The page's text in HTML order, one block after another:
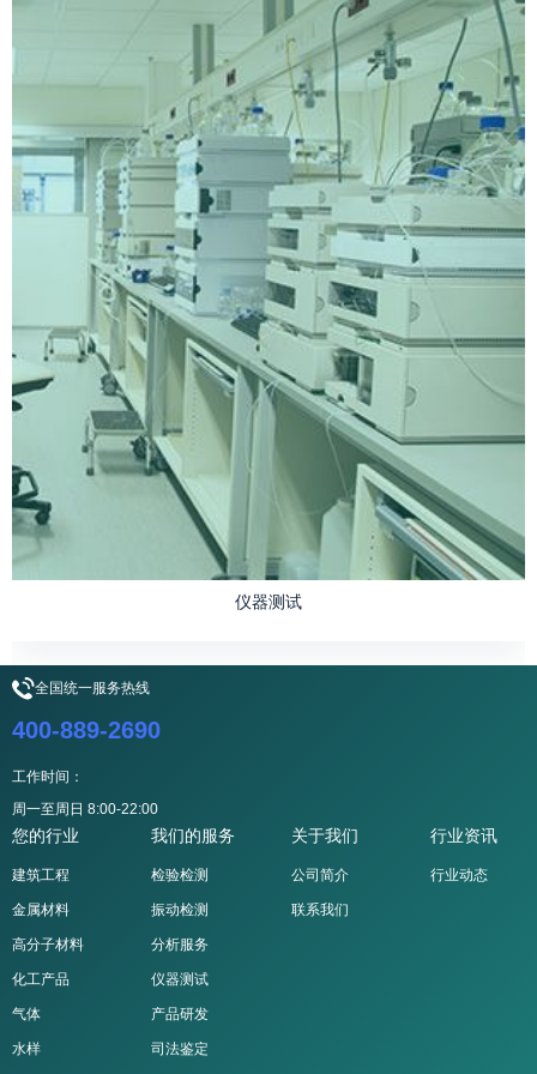
仪器测试
全国统一服务热线
400-889-2690
工作时间：
周一至周日 8:00-22:00
您的行业
建筑工程
金属材料
高分子材料
化工产品
气体
水样
我们的服务
检验检测
振动检测
分析服务
仪器测试
产品研发
司法鉴定
关于我们
公司简介
联系我们
行业资讯
行业动态